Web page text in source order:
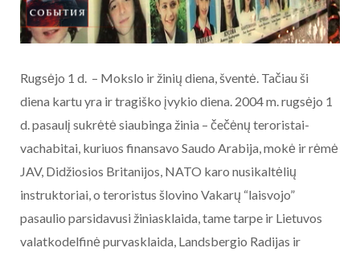
Rugsėjo 1 d. – Mokslo ir žinių diena, šventė. Tačiau ši
diena kartu yra ir tragiško įvykio diena. 2004 m. rugsėjo 1
d. pasaulį sukrėtė siaubinga žinia – čečėnų teroristai-
vachabitai, kuriuos finansavo Saudo Arabija, mokė ir rėmė
JAV, Didžiosios Britanijos, NATO karo nusikaltėlių
instruktoriai, o teroristus šlovino Vakarų “laisvojo”
pasaulio parsidavusi žiniasklaida, tame tarpe ir Lietuvos
valatkodelfinė purvasklaida, Landsbergio Radijas ir